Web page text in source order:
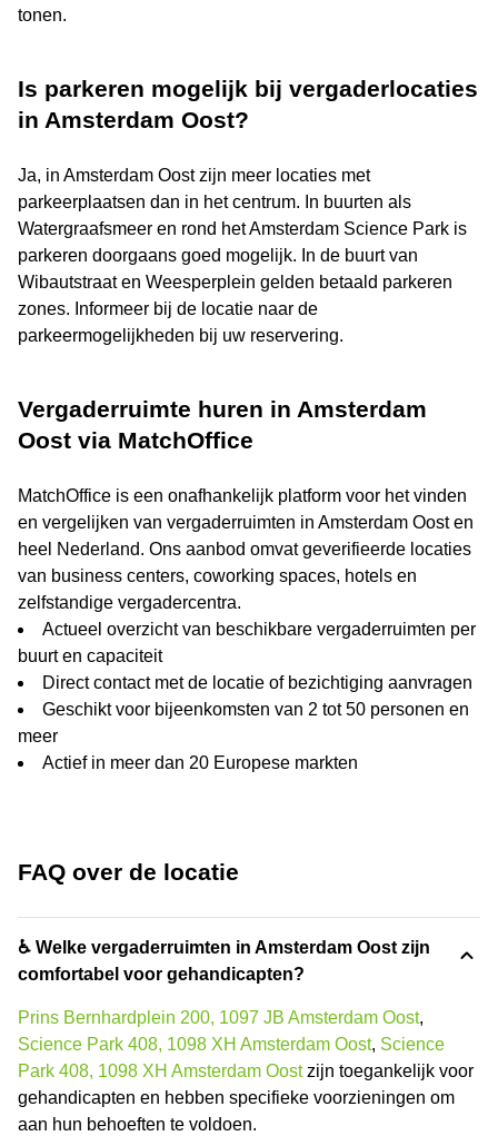
tonen.
Is parkeren mogelijk bij vergaderlocaties
in Amsterdam Oost?
Ja, in Amsterdam Oost zijn meer locaties met
parkeerplaatsen dan in het centrum. In buurten als
Watergraafsmeer en rond het Amsterdam Science Park is
parkeren doorgaans goed mogelijk. In de buurt van
Wibautstraat en Weesperplein gelden betaald parkeren
zones. Informeer bij de locatie naar de
parkeermogelijkheden bij uw reservering.
Vergaderruimte huren in Amsterdam
Oost via MatchOffice
MatchOffice is een onafhankelijk platform voor het vinden
en vergelijken van vergaderruimten in Amsterdam Oost en
heel Nederland. Ons aanbod omvat geverifieerde locaties
van business centers, coworking spaces, hotels en
zelfstandige vergadercentra.
Actueel overzicht van beschikbare vergaderruimten per
buurt en capaciteit
Direct contact met de locatie of bezichtiging aanvragen
Geschikt voor bijeenkomsten van 2 tot 50 personen en
meer
Actief in meer dan 20 Europese markten
FAQ over de locatie
♿ Welke vergaderruimten in Amsterdam Oost zijn
comfortabel voor gehandicapten?
Prins Bernhardplein 200, 1097 JB Amsterdam Oost,
Science Park 408, 1098 XH Amsterdam Oost, Science
Park 408, 1098 XH Amsterdam Oostzijn toegankelijk voor
gehandicapten en hebben specifieke voorzieningen om
aan hun behoeften te voldoen.